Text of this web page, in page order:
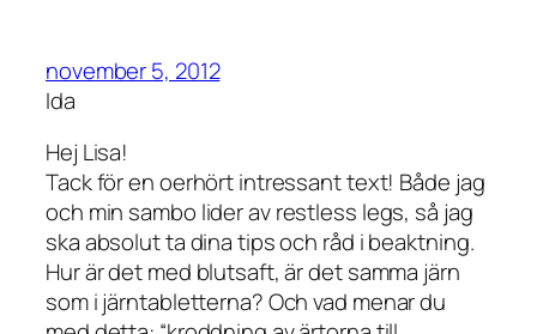
november 5, 2012
Ida
Hej Lisa!
Tack för en oerhört intressant text! Både jag
och min sambo lider av restless legs, så jag
ska absolut ta dina tips och råd i beaktning.
Hur är det med blutsaft, är det samma järn
som i järntabletterna? Och vad menar du